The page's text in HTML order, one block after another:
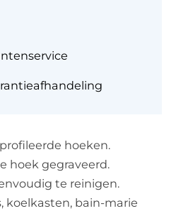
hoeken.
hoek gegraveerd.
te reinigen.
koelkasten, bain-marie